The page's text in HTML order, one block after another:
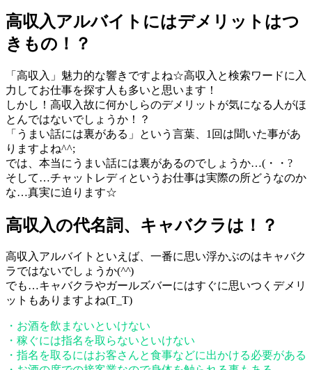
高収入アルバイトにはデメリットはつ
きもの！？
「高収入」魅力的な響きですよね☆高収入と検索ワードに入
力してお仕事を探す人も多いと思います！
しかし！高収入故に何かしらのデメリットが気になる人がほ
とんではないでしょうか！？
「うまい話には裏がある」という言葉、1回は聞いた事があ
りますよね^^;
では、本当にうまい話には裏があるのでしょうか…(・・?
そして…チャットレディというお仕事は実際の所どうなのか
な…真実に迫ります☆
高収入の代名詞、キャバクラは！？
高収入アルバイトといえば、一番に思い浮かぶのはキャバク
ラではないでしょうか(^^)
でも…キャバクラやガールズバーにはすぐに思いつくデメリ
ットもありますよね(T_T)
・お酒を飲まないといけない
・稼ぐには指名を取らないといけない
・指名を取るにはお客さんと食事などに出かける必要がある